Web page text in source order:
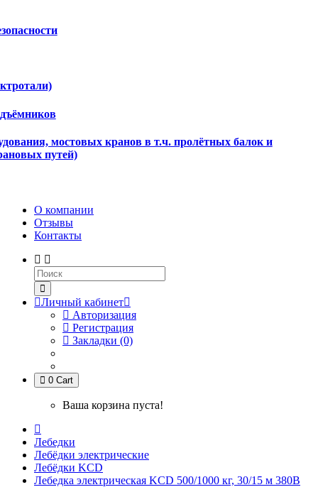
мостовых кранов в т.ч. пролётных балок и
путей)
О компании
Отзывы
Контакты
Личный кабинет
Авторизация
Регистрация
Закладки (0)
0 Cart
Ваша корзина пуста!
Лебедки
Лебёдки электрические
Лебёдки KCD
Лебедка электрическая KCD 500/1000 кг, 30/15 м 380В